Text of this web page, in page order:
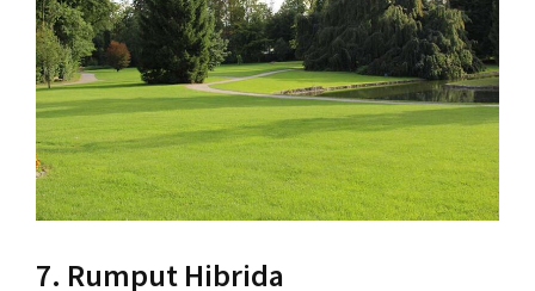
7. Rumput Hibrida